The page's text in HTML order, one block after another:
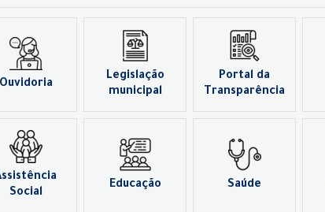
Ouvidoria
Legislação
municipal
Portal da
Transparência
Social
Educação Saúde